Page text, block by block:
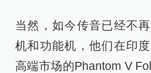
当然，如今传音已经不
机和功能机，他们在印
高端市场的Phantom V